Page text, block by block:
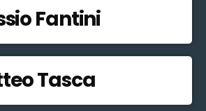
Fantini
Tasca